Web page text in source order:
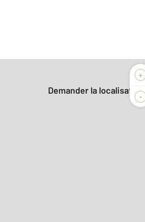
+
-
Demander la localisation